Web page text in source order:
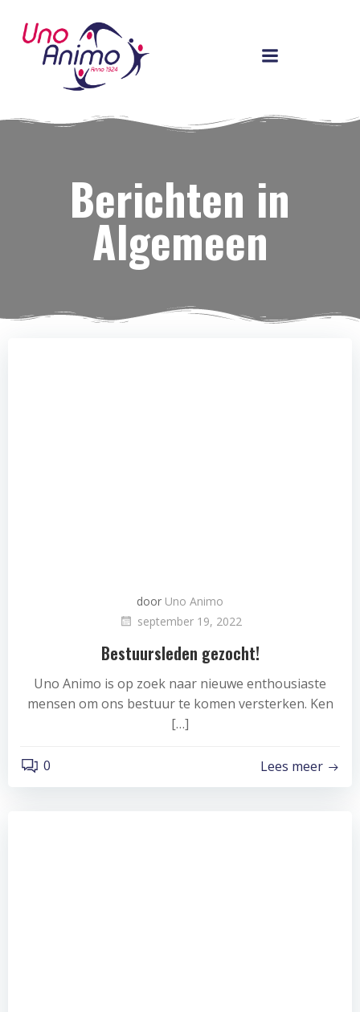
Berichten in
Algemeen
door Uno Animo
september 19, 2022
Bestuursleden gezocht!
Uno Animo is op zoek naar nieuwe enthousiaste
mensen om ons bestuur te komen versterken. Ken
[…]
0 Lees meer